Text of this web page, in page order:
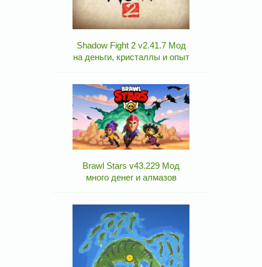
Shadow Fight 2 v2.41.7 Мод
на деньги, кристаллы и опыт
Brawl Stars v43.229 Мод
много денег и алмазов